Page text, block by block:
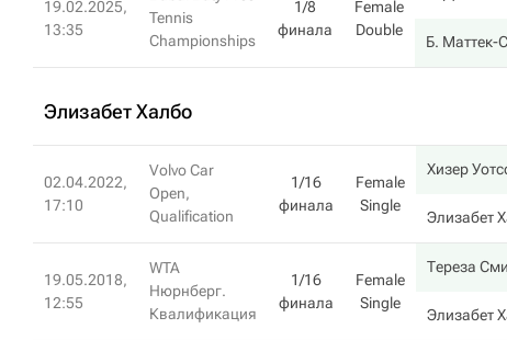
19.02.2025,
13:35
Tennis
Championships
1/8
финала
Female
Double
Б. Маттек-
Элизабет Халбо
02.04.2022,
17:10
Volvo Car
Open,
Qualification
1/16
финала
Female
Single
Хизер
Элизабет
19.05.2018,
12:55
WTA
Нюрнберг.
Квалификация
1/16
финала
Female
Single
Тереза
Элизабет